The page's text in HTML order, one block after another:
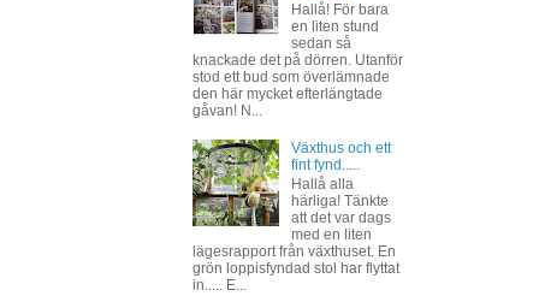
Hallå! För bara
en liten stund
sedan så
knackade det på dörren. Utanför
stod ett bud som överlämnade
den här mycket efterlängtade
gåvan! N...
Växthus och ett
fint fynd.....
Hallå alla
härliga! Tänkte
att det var dags
med en liten
lägesrapport från växthuset. En
grön loppisfyndad stol har flyttat
in..... E...